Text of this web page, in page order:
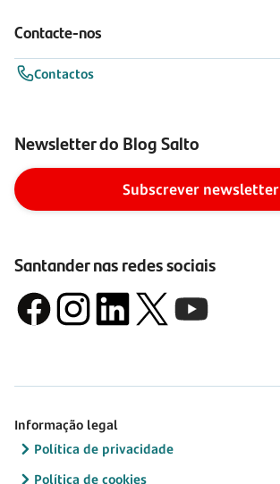
Contacte-nos
Contactos
Newsletter do Blog Salto
Subscrever newsletter
Santander nas redes sociais
Informação legal
Política de privacidade
Política de cookies